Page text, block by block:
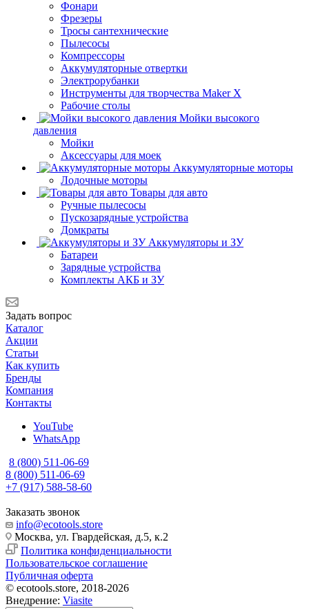
Фонари
Фрезеры
Тросы сантехнические
Пылесосы
Компрессоры
Аккумуляторные отвертки
Электрорубанки
Инструменты для творчества Maker X
Рабочие столы
Мойки высокого
давления
Мойки
Аксессуары для моек
Аккумуляторные моторы
Лодочные моторы
Товары для авто
Ручные пылесосы
Пускозарядные устройства
Домкраты
Аккумуляторы и ЗУ
Батареи
Зарядные устройства
Комплекты АКБ и ЗУ
Задать вопрос
Каталог
Акции
Статьи
Как купить
Бренды
Компания
Контакты
YouTube
WhatsApp
8 (800) 511-06-69
8 (800) 511-06-69
+7 (917) 588-58-60
Заказать звонок
info@ecotools.store
Москва, ул. Гвардейская, д.5, к.2
Политика конфиденциальности
Пользовательское соглашение
Публичная оферта
© ecotools.store, 2018-2026
Внедрение: Viasite